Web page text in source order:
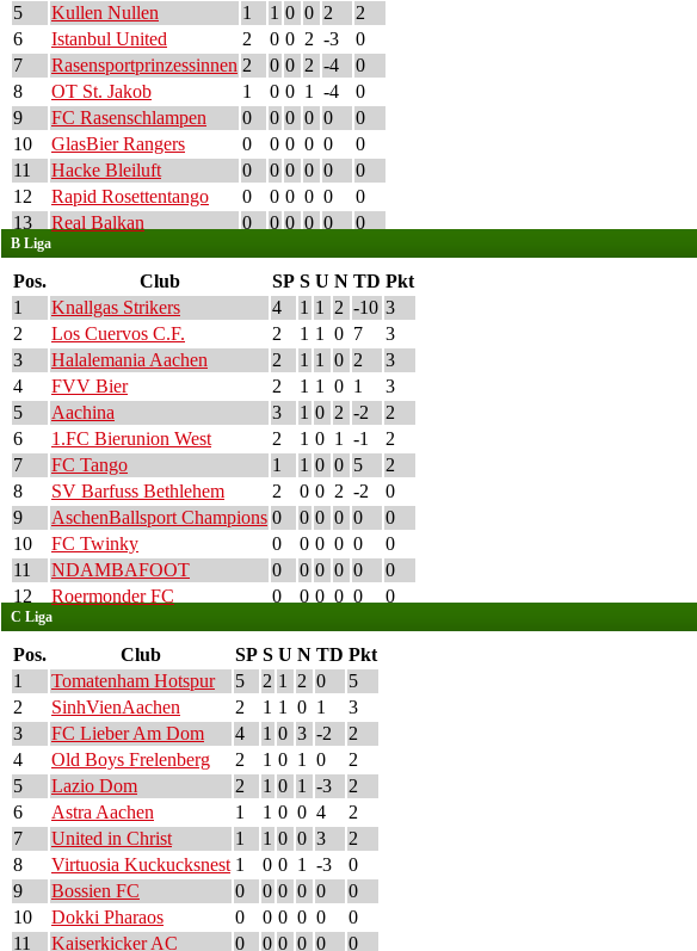
5
Kullen Nullen 1 1 0 0 2
2
6
Istanbul United 2 0 0 2 -3
0
7
Rasensportprinzessinnen 2 0 0 2 -4
0
8
OT St. Jakob 1 0 0 1 -4
0
9
FC Rasenschlampen 0 0 0 0 0
0
10
GlasBier Rangers 0 0 0 0 0
0
11
Hacke Bleiluft 0 0 0 0 0
0
12
Rapid Rosettentango 0 0 0 0 0
0
13
Real Balkan 0 0 0 0 0 0
B Liga
Pos. Club SP S U N TD Pkt
1
Knallgas Strikers 4 1 1 2 -10 3
2
Los Cuervos C.F. 2 1 1 0 7
3
3
Halalemania Aachen 2 1 1 0 2
3
4
FVV Bier 2 1 1 0 1
3
5
Aachina 3 1 0 2 -2
2
6
1.FC Bierunion West 2 1 0 1 -1
2
7
FC Tango 1 1 0 0 5
2
8
SV Barfuss Bethlehem 2 0 0 2 -2
0
9
AschenBallsport Champions 0 0 0 0 0
0
10
FC Twinky 0 0 0 0 0
0
11
NDAMBAFOOT 0 0 0 0 0
0
12
Roermonder FC 0 0 0 0 0 0
C Liga
Pos. Club SP S U N TD Pkt
1
Tomatenham Hotspur 5 2 1 2 0
5
2
SinhVienAachen 2 1 1 0 1
3
3
FC Lieber Am Dom 4 1 0 3 -2
2
4
Old Boys Frelenberg 2 1 0 1 0
2
5
Lazio Dom 2 1 0 1 -3
2
6
Astra Aachen 1 1 0 0 4
2
7
United in Christ 1 1 0 0 3
2
8
Virtuosia Kuckucksnest 1 0 0 1 -3
0
9
Bossien FC 0 0 0 0 0
0
10
Dokki Pharaos 0 0 0 0 0
0
11
Kaiserkicker AC 0 0 0 0 0 0